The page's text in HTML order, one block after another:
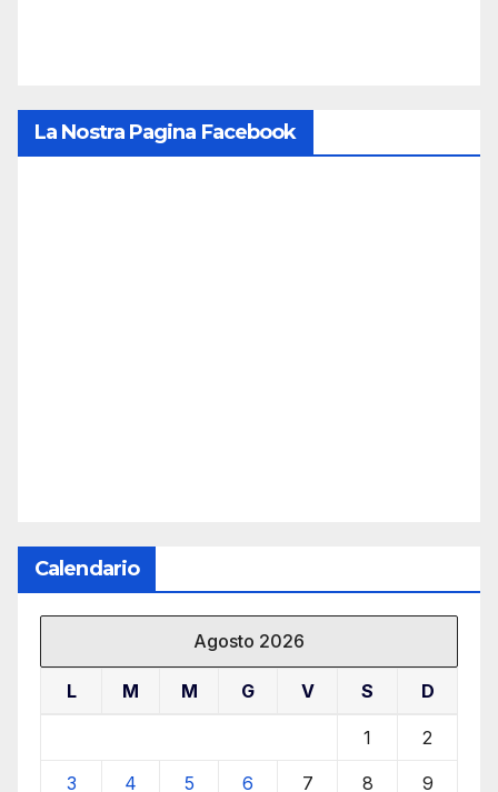
La Nostra Pagina Facebook
Calendario
Agosto 2026
L M M G V S D
1 2
3 4 5 6 7 8 9